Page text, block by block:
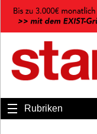
Rubriken